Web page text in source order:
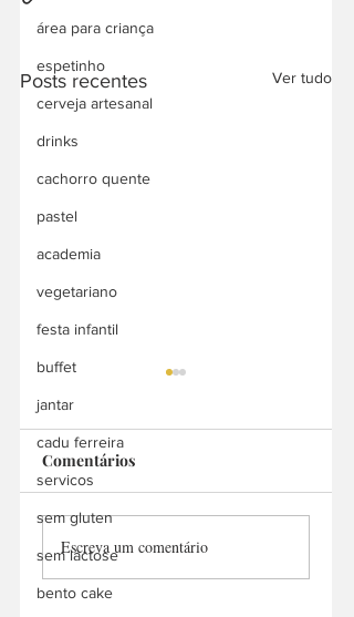
área para criança
espetinho
cerveja artesanal
drinks
cachorro quente
pastel
academia
vegetariano
festa infantil
buffet
jantar
cadu ferreira
servicos
sem gluten
sem lactose
bento cake
Posts recentes Ver tudo
Manu Churros
Delivery
Comentários
Escreva um comentário